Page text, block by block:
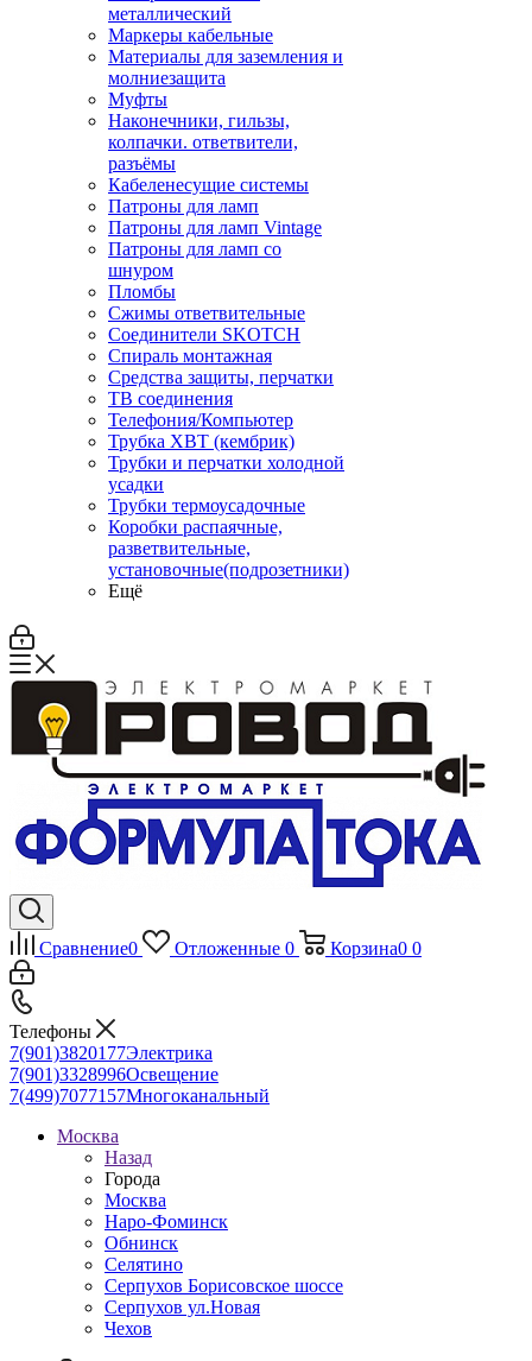
металлический
Маркеры кабельные
Материалы для заземления и
молниезащита
Муфты
Наконечники, гильзы,
колпачки. ответвители,
разъёмы
Кабеленесущие системы
Патроны для ламп
Патроны для ламп Vintage
Патроны для ламп со
шнуром
Пломбы
Сжимы ответвительные
Соединители SKOTCH
Спираль монтажная
Средства защиты, перчатки
ТВ соединения
Телефония/Компьютер
Трубка ХВТ (кембрик)
Трубки и перчатки холодной
усадки
Трубки термоусадочные
Коробки распаячные,
разветвительные,
установочные(подрозетники)
Ещё
Сравнение0 Отложенные 0 Корзина0 0
Телефоны
7(901)3820177Электрика
7(901)3328996Освещение
7(499)7077157Многоканальный
Москва
Назад
Города
Москва
Наро-Фоминск
Обнинск
Селятино
Серпухов Борисовское шоссе
Серпухов ул.Новая
Чехов